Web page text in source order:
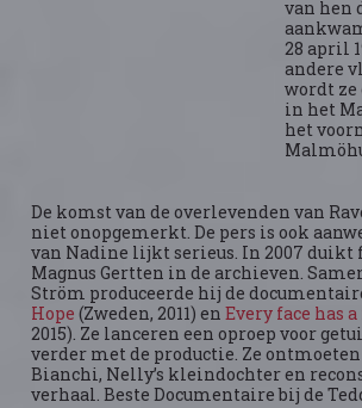
van hen
28 april
andere
wordt ze
in het
het
De komst van de overlevenden van
niet onopgemerkt. De pers is ook
van Nadine lijkt serieus. In 2007
Magnus Gertten in de archieven.
Ström produceerde hij de
Hope (Zweden, 2011) enEvery face has
2015). Ze lanceren een oproep voor
verder met de productie. Ze
Bianchi, Nelly’s kleindochter en
verhaal. Beste Documentaire bij de